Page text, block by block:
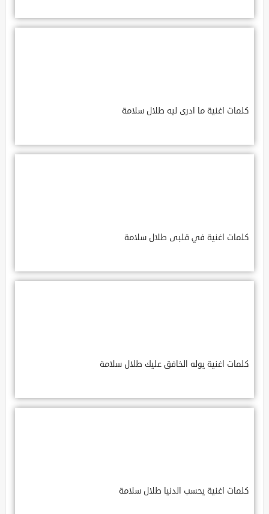
كلمات اغنية ما ادرى ليه طلال سلامة
كلمات اغنية في قلبى طلال سلامة
كلمات اغنية يوله الخافق عليك طلال سلامة
كلمات اغنية يحسب الدنيا طلال سلامة